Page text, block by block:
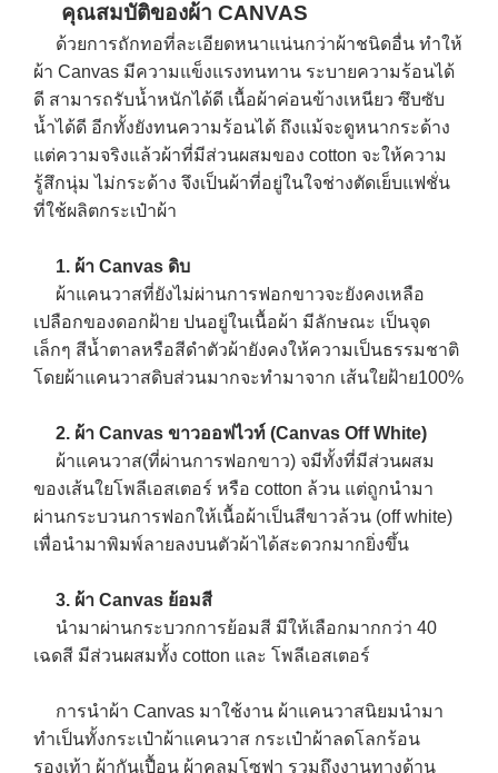
คุณสมบัติของผ้า CANVAS
ด้วยการถักทอที่ละเอียดหนาแน่นกว่าผ้าชนิดอื่น ทำให้
ผ้า Canvas มีความแข็งแรงทนทาน ระบายความร้อนได้
ดี สามารถรับน้ำหนักได้ดี เนื้อผ้าค่อนข้างเหนียว ซึบซับ
น้ำได้ดี อีกทั้งยังทนความร้อนได้ ถึงแม้จะดูหนากระด้าง
แต่ความจริงแล้วผ้าที่มีส่วนผสมของ cotton จะให้ความ
รู้สึกนุ่ม ไม่กระด้าง จึงเป็นผ้าที่อยู่ในใจช่างตัดเย็บแฟชั่น
ที่ใช้ผลิตกระเป๋าผ้า
1. ผ้า Canvas ดิบ
ผ้าแคนวาสที่ยังไม่ผ่านการฟอกขาวจะยังคงเหลือ
เปลือกของดอกฝ้าย ปนอยู่ในเนื้อผ้า มีลักษณะ เป็นจุด
เล็กๆ สีน้ำตาลหรือสีดำตัวผ้ายังคงให้ความเป็นธรรมชาติ
โดยผ้าแคนวาสดิบส่วนมากจะทำมาจาก เส้นใยฝ้าย100%
2. ผ้า Canvas ขาวออฟไวท์ (Canvas Off White)
ผ้าแคนวาส(ที่ผ่านการฟอกขาว) จมีทั้งที่มีส่วนผสม
ของเส้นใยโพลีเอสเตอร์ หรือ cotton ล้วน แต่ถูกนำมา
ผ่านกระบวนการฟอกให้เนื้อผ้าเป็นสีขาวล้วน (off white)
เพื่อนำมาพิมพ์ลายลงบนตัวผ้าได้สะดวกมากยิ่งขึ้น
3. ผ้า Canvas ย้อมสี
นำมาผ่านกระบวกการย้อมสี มีให้เลือกมากกว่า 40
เฉดสี มีส่วนผสมทั้ง cotton และ โพลีเอสเตอร์
การนำผ้า Canvas มาใช้งาน ผ้าแคนวาสนิยมนำมา
ทำเป็นทั้งกระเป๋าผ้าแคนวาส กระเป๋าผ้าลดโลกร้อน
รองเท้า ผ้ากันเปื้อน ผ้าคลุมโซฟา รวมถึงงานทางด้าน